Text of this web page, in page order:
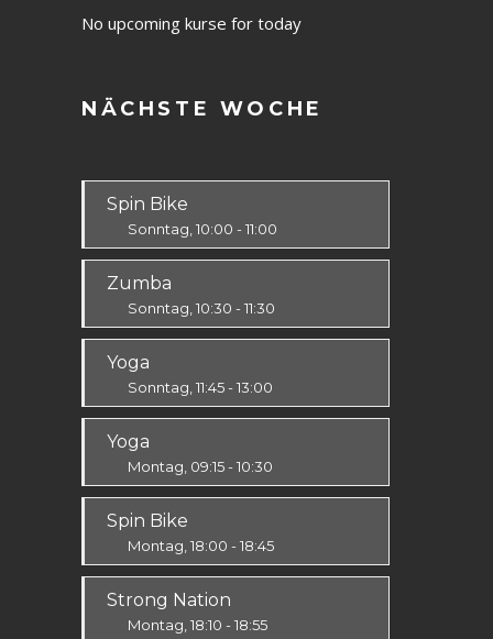
No upcoming kurse for today
NÄCHSTE WOCHE
Spin Bike
Sonntag, 10:00 - 11:00
Alle
Zumba
Sonntag, 10:30 - 11:30
Ausdauer & Kraft
Alle
Yoga
Sonntag, 11:45 - 13:00
Körper & Geist
Alle
Yoga
Montag, 09:15 - 10:30
Körper & Geist
Alle
Spin Bike
Montag, 18:00 - 18:45
Alle
Strong Nation
Montag, 18:10 - 18:55